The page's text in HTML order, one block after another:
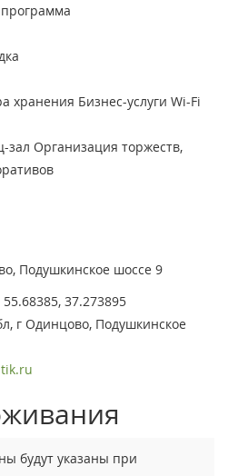
программа
хранения Бизнес-услуги Wi-Fi
зал Организация торжеств,
Подушкинское шоссе 9
37.273895
г Одинцово, Подушкинское
будут указаны при